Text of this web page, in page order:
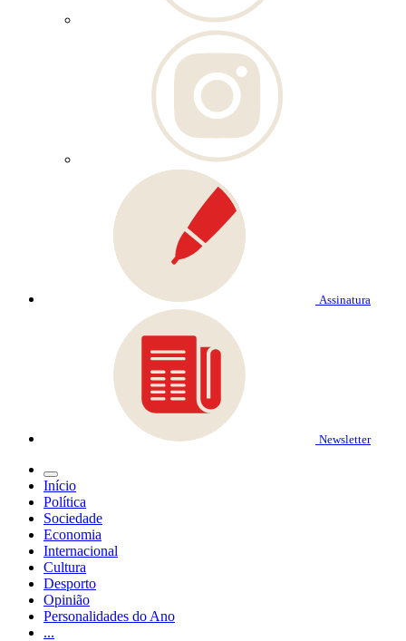
Assinatura
Newsletter
Início
Política
Sociedade
Economia
Internacional
Cultura
Desporto
Opinião
Personalidades do Ano
...